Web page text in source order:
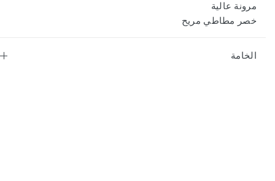
مرونة عالية
خصر مطاطي مريح
الخامة